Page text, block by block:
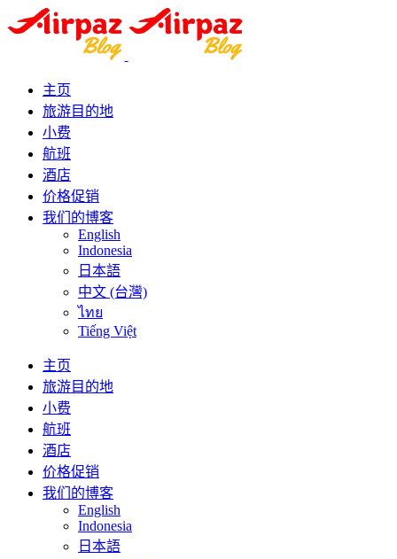
主页
旅游目的地
小费
航班
酒店
价格促销
我们的博客
English
Indonesia
日本語
中文 (台灣)
ไทย
Tiếng Việt
主页
旅游目的地
小费
航班
酒店
价格促销
我们的博客
English
Indonesia
日本語